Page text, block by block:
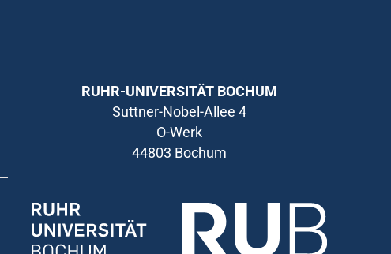
RUHR-UNIVERSITÄT BOCHUM
Suttner-Nobel-Allee 4
O-Werk
44803 Bochum